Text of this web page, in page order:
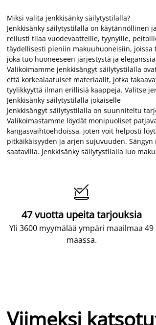
Miksi valita jenkkisänky säilytystilalla?
Jenkkisänky säilytystilalla on käytännöllinen
reilusti tilaa vuodevaatteille, tyynyille,
täydellisesti pieniin makuuhuoneisiin,
joka tuo huoneeseen järjestystä ja
Valikoimamme jenkkisängyt säilytystilalla
että korkealaatuiset materiaalit, jotka
tyylikkyyttä ilman erillisiä kaappeja. Valitse
Jenkkisänky säilytystilalla jokaiselle
Jenkkisängyt säilytystilalla on suunniteltu
Valikoimastamme löydät monipuoliset
kangasvaihtoehdoissa, joten voit helposti
pitkäikäisyyden ja arjen sujuvuuden.
saatavilla. Jenkkisänky säilytystilalla luo

47 vuotta upeita tarjouksia
Yli 3600 myymälää ympäri maailmaa 49
maassa.
Viimeksi